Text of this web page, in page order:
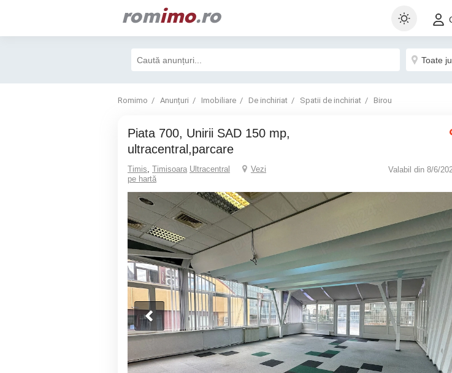
romimo.ro
Romimo Anunțuri Imobiliare De inchiriat Spatii de inchiriat Birou
Piata 700, Unirii SAD 150 mp,
ultracentral,parcare
Timis, Timisoara Ultracentral
Vezi
pe hartă
Valabil din 8/6/